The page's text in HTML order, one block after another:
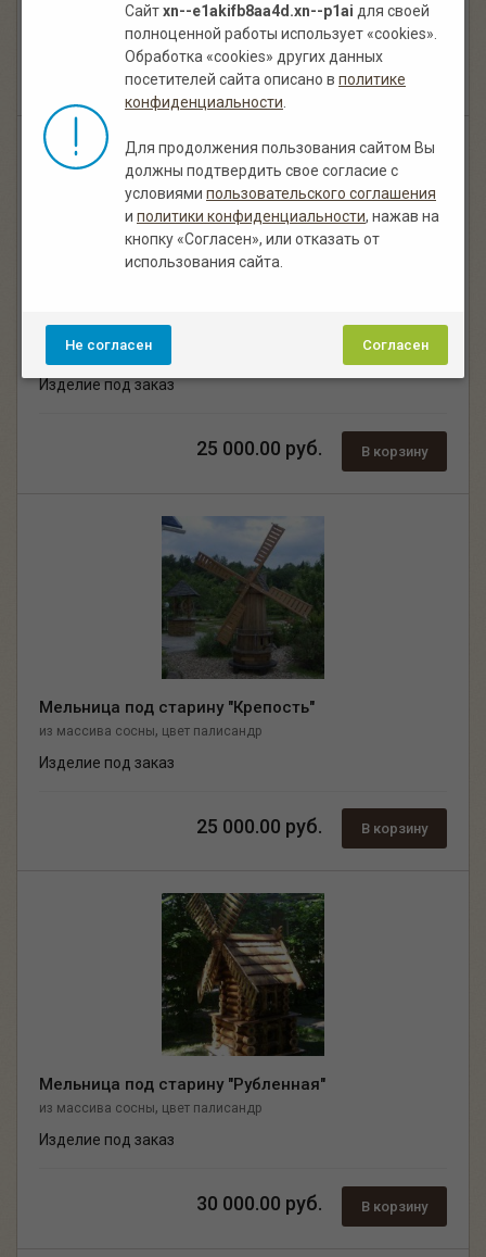
Изделие под заказ
90 000.00 руб. В корзину
Мельница из дерева под старину "Крепость"
из массива сосны
Изделие под заказ
25 000.00 руб. В корзину
Мельница под старину "Крепость"
из массива сосны, цвет палисандр
Изделие под заказ
25 000.00 руб. В корзину
Мельница под старину "Рубленная"
из массива сосны, цвет палисандр
Изделие под заказ
30 000.00 руб. В корзину
Сайтxn--e1akifb8aa4d.xn--p1ai для своей
полноценной работы использует «cookies».
Обработка «cookies» других данных
посетителей сайта описано в политике
конфиденциальности
Для продолжения пользования сайтом Вы
должны подтвердить свое согласие с
условиями пользовательского соглашения
и политики конфиденциальности, нажав на
кнопку «Согласен», или отказать от
использования сайта.
Согласен
Не согласен